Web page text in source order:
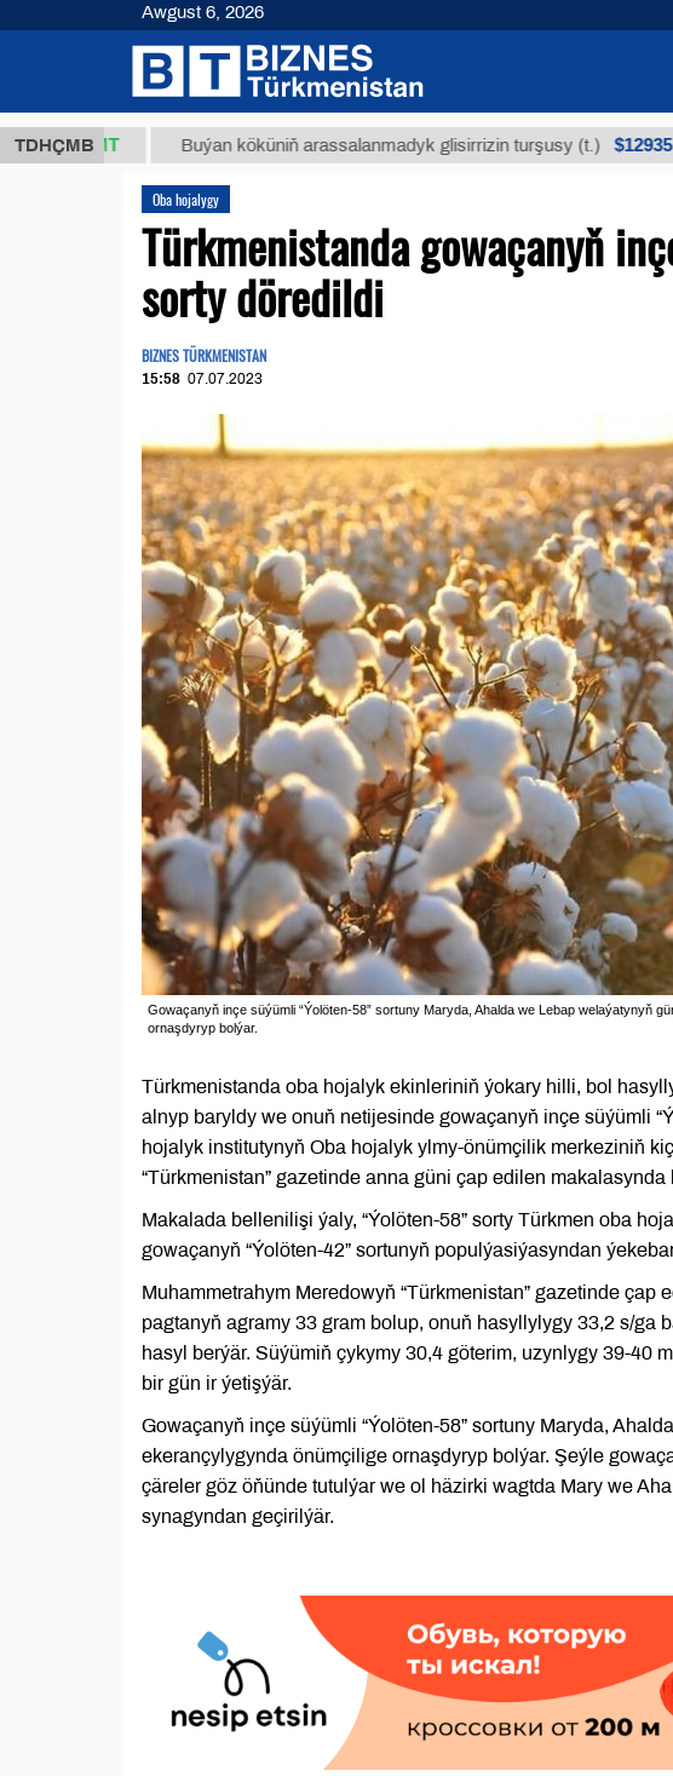
TDHÇMB
ТМТ Buýan köküniň arassalanmadyk glisirrizin turşusy (t.) $12935,18
Oba hojalygy
Türkmenistanda gowaçanyň
sorty döredildi
BIZNES TÜRKMENISTAN
15:58 07.07.2023
Gowaçanyň inçe süýümli “Ýolöten-58” sortuny Maryda, Ahalda we Lebap welaýatynyň
ornaşdyryp bolýar.
Türkmenistanda oba hojalyk ekinleriniň ýokary hilli, bol
alnyp baryldy we onuň netijesinde gowaçanyň inçe süýümli
hojalyk institutynyň Oba hojalyk ylmy-önümçilik merkeziniň
“Türkmenistan” gazetinde anna güni çap edilen makalasynda
Makalada bellenilişi ýaly, “Ýolöten-58” sorty Türkmen oba
gowaçanyň “Ýolöten-42” sortunyň populýasiýasyndan
Muhammetrahym Meredowyň “Türkmenistan” gazetinde
pagtanyň agramy 33 gram bolup, onuň hasyllylygy 33,2 s/ga
hasyl berýär. Süýümiň çykymy 30,4 göterim, uzynlygy 39-40
bir gün ir ýetişýär.
Gowaçanyň inçe süýümli “Ýolöten-58” sortuny Maryda,
ekerançylygynda önümçilige ornaşdyryp bolýar. Şeýle
çäreler göz öňünde tutulýar we ol häzirki wagtda Mary we
synagyndan geçirilýär.
Awgust 6, 2026